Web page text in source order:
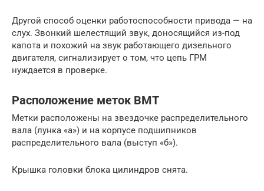
Другой способ оценки работоспособности привода — на
слух. Звонкий шелестящий звук, доносящийся из-под
капота и похожий на звук работающего дизельного
двигателя, сигнализирует о том, что цепь ГРМ
нуждается в проверке.
Расположение меток ВМТ
Метки расположены на звездочке распределительного
вала (лунка «а») и на корпусе подшипников
распределительного вала (выступ «б»).
Крышка головки блока цилиндров снята.